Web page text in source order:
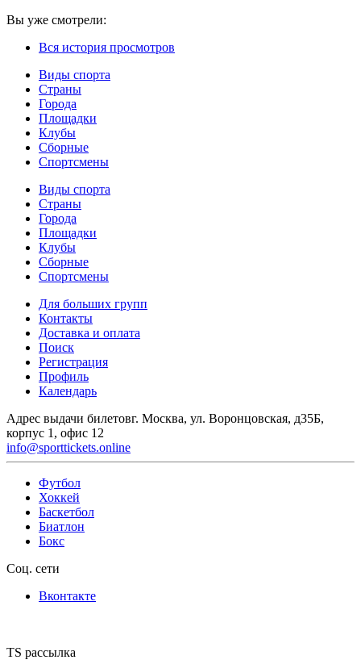
Вы уже смотрели:
Вся история просмотров
Виды спорта
Страны
Города
Площадки
Клубы
Сборные
Спортсмены
Виды спорта
Страны
Города
Площадки
Клубы
Сборные
Спортсмены
Для больших групп
Контакты
Доставка и оплата
Поиск
Регистрация
Профиль
Календарь
Адрес выдачи билетовг. Москва, ул. Воронцовская, д35Б,
корпус 1, офис 12
info@sporttickets.online
Футбол
Хоккей
Баскетбол
Биатлон
Бокс
Соц. сети
Вконтакте
TS рассылка